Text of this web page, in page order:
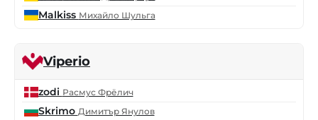
Malkiss Михайло Шульга
Viperio
zodi Расмус Фрёлич
Skrimo Димитър Янулов